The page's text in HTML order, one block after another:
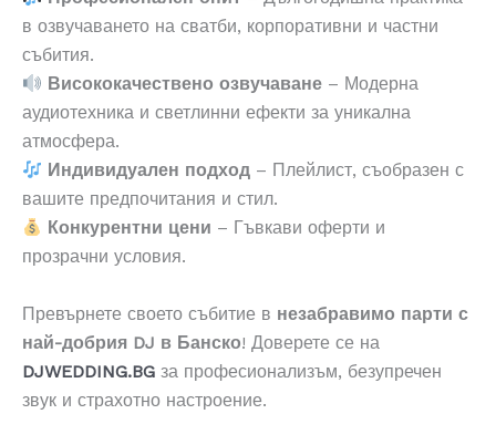
в озвучаването на сватби, корпоративни и частни
събития.
Висококачествено озвучаване – Модерна
аудиотехника и светлинни ефекти за уникална
атмосфера.
Индивидуален подход – Плейлист, съобразен с
вашите предпочитания и стил.
Конкурентни цени – Гъвкави оферти и
прозрачни условия.
Превърнете своето събитие в незабравимо парти с
най-добрия DJ в Банско! Доверете се на
DJWEDDING.BG за професионализъм, безупречен
звук и страхотно настроение.